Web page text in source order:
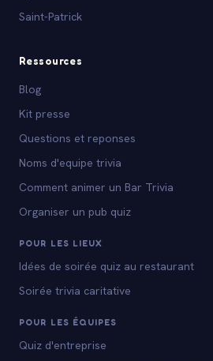
Saint-Patrick
Ressources
Blog
Kit presse
Questions et reponses
Noms d'equipe trivia
Comment animer un Bar Trivia
Organiser un pub quiz
POUR LES LIEUX
Idées de soirée quiz au restaurant
Soirée trivia caritative
POUR LES ÉQUIPES
Quiz d'entreprise